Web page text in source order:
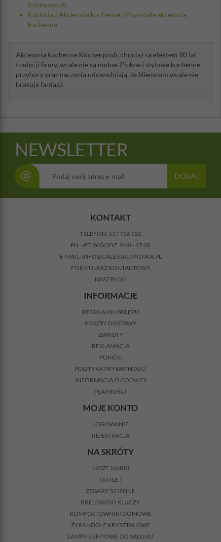
Küchenprofi
Kuchnia /Akcesoria kuchenne / Pozostałe akcesoria
kuchenne
Akcesoria kuchenne Küchenprofi, chociaż są efektem 90 lat
tradycji firmy, wcale nie są nudne. Piękne i stylowe kuchenne
przybory oraz naczynia udowadniają, że Niemcom wcale nie
brakuje fantazji.
NEWSLETTER
@ DODAJ
KONTAKT
TELEFON: 517 726 522
PN. - PT. W GODZ. 9:00 - 17:00
E-MAIL: INFO@GALERIALIMONKA.PL
FORMULARZ KONTAKTOWY
NASZ BLOG
INFORMACJE
REGULAMIN SKLEPU
KOSZTY DOSTAWY
ZWROTY
REKLAMACJA
POMOC
POLITYKA PRYWATNOŚCI
INFORMACJA O COOKIES
PŁATNOŚCI
MOJE KONTO
LOGOWANIE
REJESTRACJA
NA SKRÓTY
NASZE MARKI
OUTLET
ZEGARY ŚCIENNE
BRELOKI DO KLUCZY
KOMPOSTOWNIKI DOMOWE
ŻYRANDOLE KRYSZTAŁOWE
LAMPY SUFITOWE DO SALONU